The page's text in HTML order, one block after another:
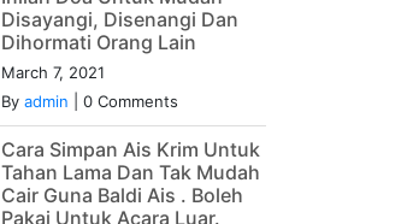
Disayangi, Disenangi Dan
Dihormati Orang Lain
March 7, 2021
By admin 0 Comments
Cara Simpan Ais Krim Untuk
Tahan Lama Dan Tak Mudah
Cair Guna Baldi Ais . Boleh
Pakai Untuk Acara Luar.